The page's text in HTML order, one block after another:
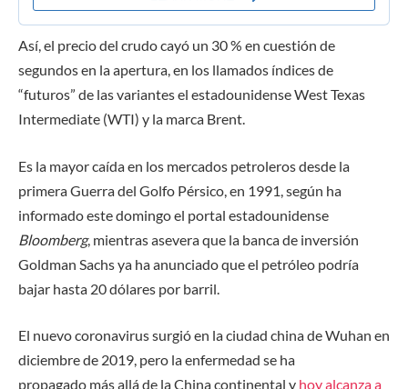
Así, el precio del crudo cayó un 30 % en cuestión de
segundos en la apertura, en los llamados índices de
“futuros” de las variantes el estadounidense West Texas
Intermediate (WTI) y la marca Brent.
Es la mayor caída en los mercados petroleros desde la
primera Guerra del Golfo Pérsico, en 1991, según ha
informado este domingo el portal estadounidense
Bloomberg, mientras asevera que la banca de inversión
Goldman Sachs ya ha anunciado que el petróleo podría
bajar hasta 20 dólares por barril.
El nuevo coronavirus surgió en la ciudad china de Wuhan en
diciembre de 2019, pero la enfermedad se ha
propagado más allá de la China continental y hoy alcanza a